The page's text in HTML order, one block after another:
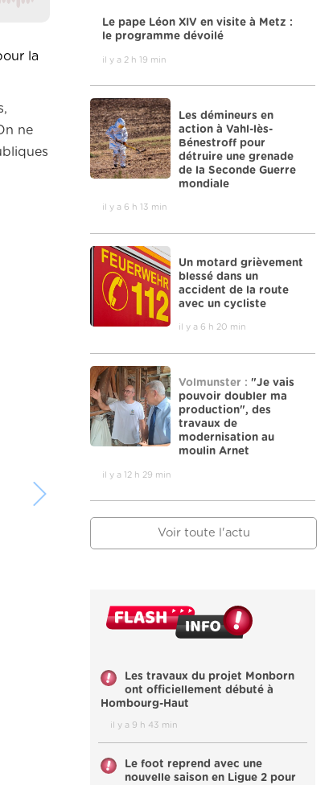
la
ne
Le pape Léon XIV en visite à Metz :
le programme dévoilé
il y a 2 h 19 min
Les démineurs en
action à Vahl-lès-
Bénestroff pour
détruire une grenade
de la Seconde Guerre
mondiale
il y a 6 h 13 min
Un motard grièvement
blessé dans un
accident de la route
avec un cycliste
il y a 6 h 20 min
Volmunster : "Je vais
pouvoir doubler ma
production", des
travaux de
modernisation au
moulin Arnet
il y a 12 h 29 min
Voir toute l'actu
Les travaux du projet Monborn
ont officiellement débuté à
Hombourg-Haut
il y a 9 h 43 min
Le foot reprend avec une
nouvelle saison en Ligue 2 pour